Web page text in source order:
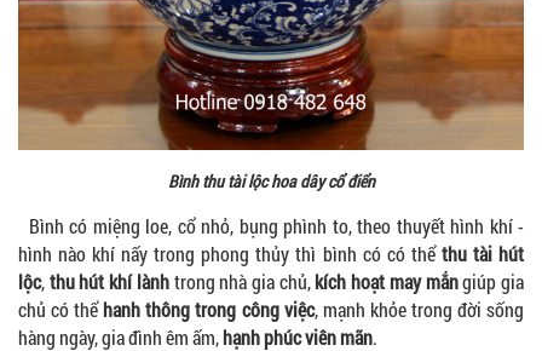
Bình thu tài lộc hoa dây cổ điển
Bình có miệng loe, cổ nhỏ, bụng phình to, theo thuyết hình khí -
hình nào khí nấy trong phong thủy thì bình có có thểthu tài hút
lộc,thu hút khí lànhtrong nhà gia chủ,kích hoạt may mắngiúp gia
chủ có thểhanh thông trong công việc, mạnh khỏe trong đời sống
hàng ngày, gia đình êm ấm,hạnh phúc viên mãn.